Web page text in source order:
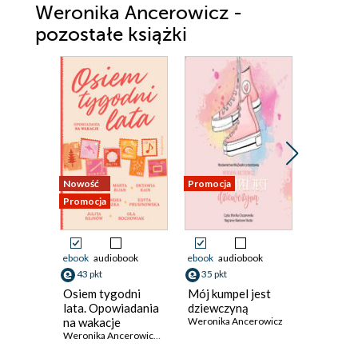
Weronika Ancerowicz -
pozostałe książki
Nowość
Promocja
ebook audiobook
43 pkt
Osiem tygodni
lata. Opowiadania
na wakacje
Promocja
ebook audiobook
35 pkt
Mój kumpel jest
dziewczyną
Weronika Ancerowicz